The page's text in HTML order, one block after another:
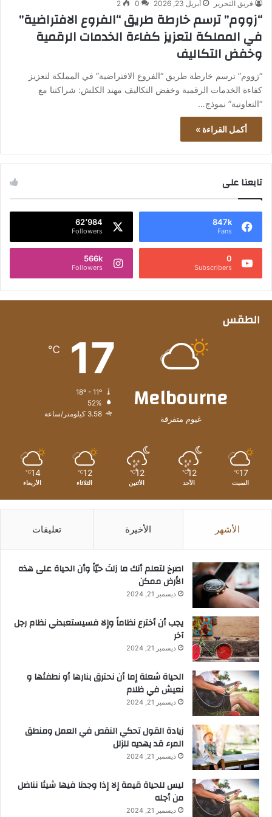
فريق التحرير أبريل 23, 2026 0
2
“زووم” ترسم خارطة طريق “الفروع الافتراضية”
في المملكة لتعزيز كفاءة الخدمات الرقمية
وخفض التكاليف
“زووم” ترسم خارطة طريق “الفروع الافتراضية” في المملكة لتعزيز
كفاءة الخدمات الرقمية وخفض التكاليف مهند الكلش: شراكتنا مع
“التعاونية” نموذج…
أكمل القراءة »
تابعنا على
847k
Fans
62٬984
Followers
0
Subscribers
566k
Followers
الطقس
Melbourne
غيوم متفرقة
17
℃
52%
3.58 كيلومتر/ساعة
17
℃
السبت
12
℃
الأحد
12
℃
الأثنين
12
℃
الثلاثاء
14
℃
الأربعاء
الأشهر الأخيرة تعليقات
‫اصرخ لتعلم أنك ما زلتَ حيّاً وأن الحياة على هذه
الأرض ممكن
ديسمبر 21, 2024
يجب أن أخترع نظاماً وإلا فسيستعبدني نظام رجل
آخر
ديسمبر 21, 2024
الحياة شعلة إما أن نحترق بنارها أو نطفئها و
نعيش في ظلام
ديسمبر 21, 2024
زيادة القول تحكي النقص في العمل ومنطق
المرء قد يهديه للزلل
ديسمبر 21, 2024
ليس للحياة قيمة إلا إذا وجدنا فيها شيئا نناضل
من أجله
ديسمبر 21, 2024